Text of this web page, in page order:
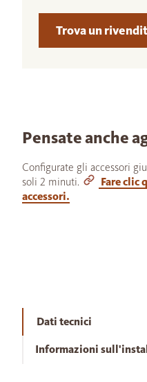
Trova un
Pensate anche
Configurate gli accessori
soli 2 minuti.
Fare clic
accessori.
Dati tecnici
Informazioni